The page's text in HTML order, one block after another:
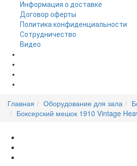
Информация о доставке
Договор оферты
Политика конфиденциальности
Сотрудничество
Видео
Главная Оборудование для зала
Боксерский мешок 1910 Vintage